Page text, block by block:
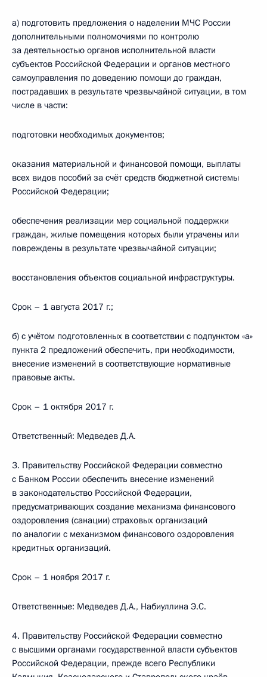
а) подготовить предложения о наделении МЧС России
дополнительными полномочиями по контролю
за деятельностью органов исполнительной власти
субъектов Российской Федерации и органов местного
самоуправления по доведению помощи до граждан,
пострадавших в результате чрезвычайной ситуации, в том
числе в части:
подготовки необходимых документов;
оказания материальной и финансовой помощи, выплаты
всех видов пособий за счёт средств бюджетной системы
Российской Федерации;
обеспечения реализации мер социальной поддержки
граждан, жилые помещения которых были утрачены или
повреждены в результате чрезвычайной ситуации;
восстановления объектов социальной инфраструктуры.
Срок – 1 августа 2017 г.;
б) с учётом подготовленных в соответствии с подпунктом «а»
пункта 2 предложений обеспечить, при необходимости,
внесение изменений в соответствующие нормативные
правовые акты.
Срок – 1 октября 2017 г.
Ответственный: Медведев Д.А.
3. Правительству Российской Федерации совместно
с Банком России обеспечить внесение изменений
в законодательство Российской Федерации,
предусматривающих создание механизма финансового
оздоровления (санации) страховых организаций
по аналогии с механизмом финансового оздоровления
кредитных организаций.
Срок – 1 ноября 2017 г.
Ответственные: Медведев Д.А., Набиуллина Э.С.
4. Правительству Российской Федерации совместно
с высшими органами государственной власти субъектов
Российской Федерации, прежде всего Республики